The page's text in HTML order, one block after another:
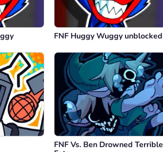
FNF Huggy Wuggy unblocked
FNF Vs. Ben Drowned Terrible